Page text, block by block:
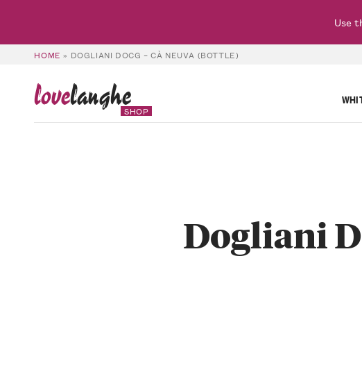
HOME » DOGLIANI DOCG – CÀ NEUVA (BOTTLE)
lovelanghe
SHOP
Dogliani
Use